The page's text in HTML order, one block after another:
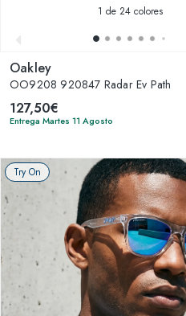
1 de 24 colores
Oakley
OO9208 920847 Radar Ev Path
127,50€
Entrega Martes 11 Agosto
Try On